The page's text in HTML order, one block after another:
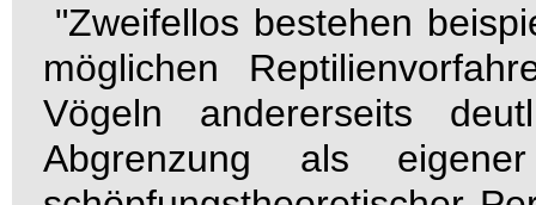
"Zweifellos bestehen
möglichen
Vögeln andererseits
Abgrenzung als